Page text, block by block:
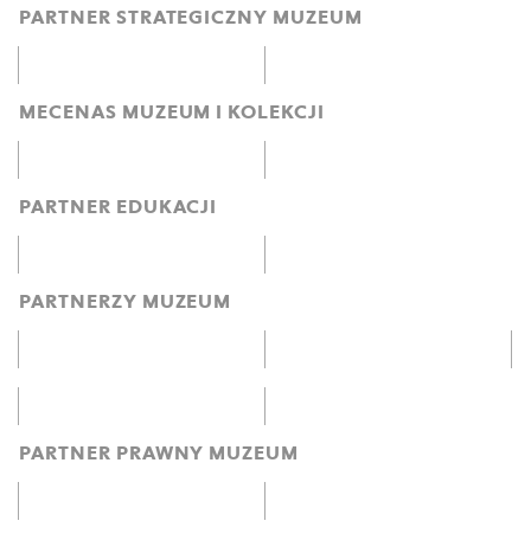
PARTNER STRATEGICZNY MUZEUM
MECENAS MUZEUM I KOLEKCJI
PARTNER EDUKACJI
PARTNERZY MUZEUM
PARTNER PRAWNY MUZEUM